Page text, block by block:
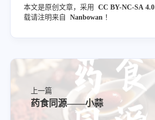
本文是原创文章，采用
CC BY-NC-SA 4.0
载请注明来自
Nanbowan ！
上一篇
药食同源——小蒜